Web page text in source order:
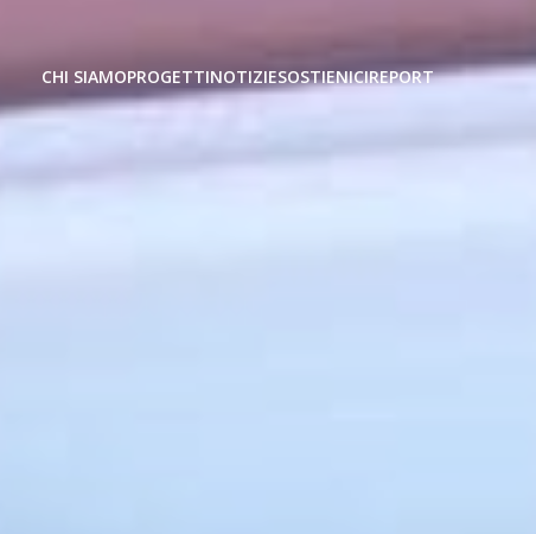
CHI SIAMOPROGETTINOTIZIESOSTIENICIREPORT